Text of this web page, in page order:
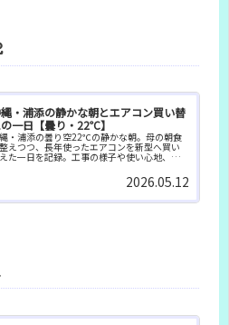
・浦添の静かな朝とエアコン買い替
の一日【曇り・22℃】
・浦添の曇り空22℃の静かな朝。母の朝食
えつつ、長年使ったエアコンを新型へ買い
た一日を記録。工事の様子や使い心地、生
変化を丁寧に綴ります。
2026.05.12